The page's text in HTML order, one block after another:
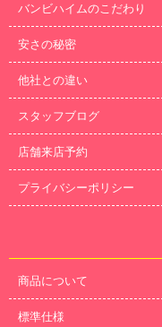
バンビハイムのこだわり
安さの秘密
他社との違い
スタッフブログ
店舗来店予約
プライバシーポリシー
商品について
標準仕様